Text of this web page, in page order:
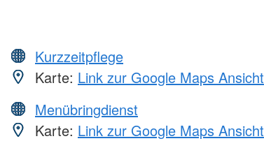
Kurzzeitpflege
Karte: Link zur Google Maps Ansicht
Menübringdienst
Karte: Link zur Google Maps Ansicht